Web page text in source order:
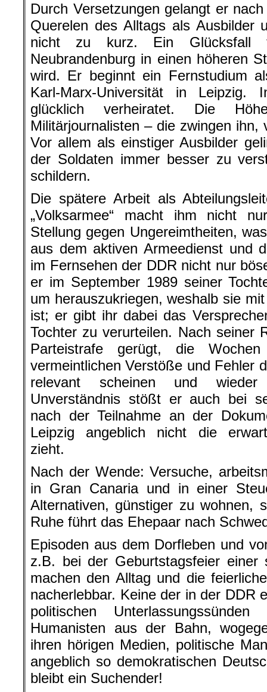
Durch Versetzungen gelangt er
Querelen des Alltags als Ausbilder
nicht zu kurz. Ein
Neubrandenburg in einen höheren
wird. Er beginnt ein Fernstudium
Karl-Marx-Universität in Leipzig.
glücklich verheiratet. Die
Militärjournalisten – die zwingen ihn,
Vor allem als einstiger Ausbilder
der Soldaten immer besser zu
schildern.
Die spätere Arbeit als
„Volksarmee“ macht ihm nicht
Stellung gegen Ungereimtheiten,
aus dem aktiven Armeedienst und
im Fernsehen der DDR nicht nur
er im September 1989 seiner
um herauszukriegen, weshalb sie
ist; er gibt ihr dabei das
Tochter zu verurteilen. Nach seiner
Parteistrafe gerügt, die
vermeintlichen Verstöße und Fehler
relevant scheinen und
Unverständnis stößt er auch bei
nach der Teilnahme an der
Leipzig angeblich nicht die
zieht.
Nach der Wende: Versuche,
in Gran Canaria und in einer
Alternativen, günstiger zu wohnen,
Ruhe führt das Ehepaar nach
Episoden aus dem Dorfleben und
z.B. bei der Geburtstagsfeier einer
machen den Alltag und die
nacherlebbar. Keine der in der DDR
politischen
Humanisten aus der Bahn,
ihren hörigen Medien, politische
angeblich so demokratischen
bleibt ein Suchender!